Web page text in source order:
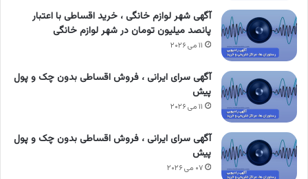
آگهی شهر لوازم خانگی ، خرید اقساطی با اعتبار
پانصد میلیون تومان در شهر لوازم خانگی
۱۱ می ۲۰۲۶
آگهی سرای ایرانی ، فروش اقساطی بدون چک و پول
پیش
۱۱ می ۲۰۲۶
آگهی سرای ایرانی ، فروش اقساطی بدون چک و پول
پیش
۰۷ می ۲۰۲۶